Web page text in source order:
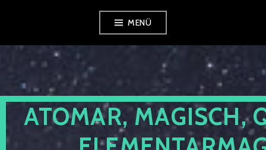
springen
MENÜ
ATOMAR, MAGISCH,